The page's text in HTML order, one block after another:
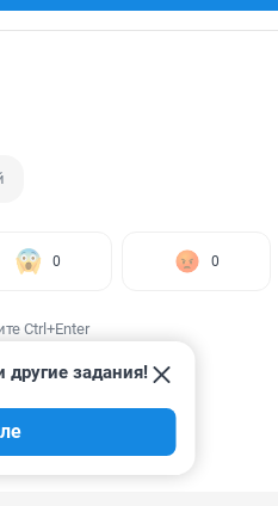
0 0
Ctrl+Enter
другие задания!